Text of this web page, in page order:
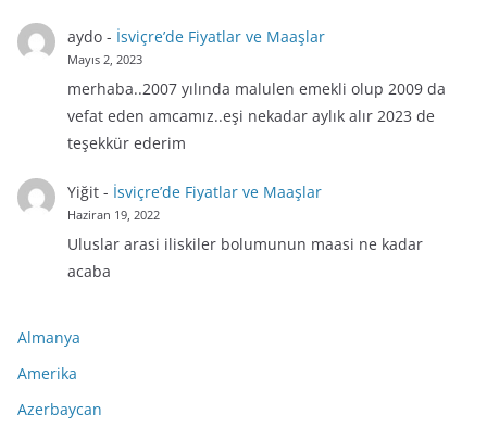
aydo- İsviçre’de Fiyatlar ve Maaşlar
Mayıs 2, 2023
merhaba..2007 yılında malulen emekli olup 2009 da
vefat eden amcamız..eşi nekadar aylık alır 2023 de
teşekkür ederim
Yiğit- İsviçre’de Fiyatlar ve Maaşlar
Haziran 19, 2022
Uluslar arasi iliskiler bolumunun maasi ne kadar
acaba
Almanya
Amerika
Azerbaycan